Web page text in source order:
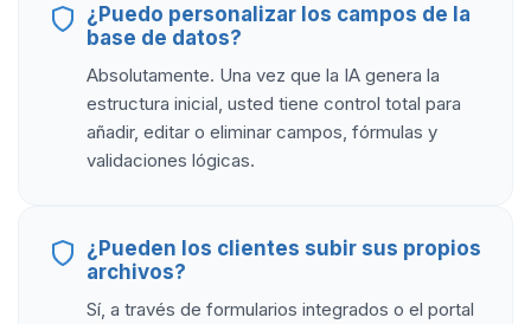
¿Puedo personalizar los campos de la
base de datos?
Absolutamente. Una vez que la IA genera la
estructura inicial, usted tiene control total para
añadir, editar o eliminar campos, fórmulas y
validaciones lógicas.
¿Pueden los clientes subir sus propios
archivos?
Sí, a través de formularios integrados o el portal